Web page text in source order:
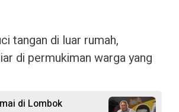
tangan di luar rumah,
di permukiman warga yang
di Lombok